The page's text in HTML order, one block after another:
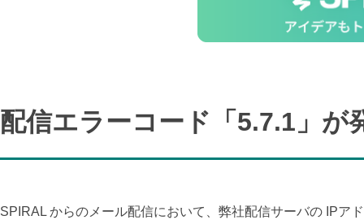
配信エラーコード「5.7.1」が
SPIRAL からのメール配信において、弊社配信サーバの IPア